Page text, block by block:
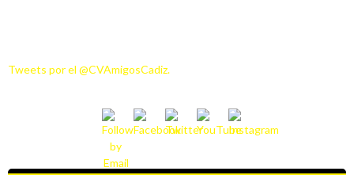
Tweets por el @CVAmigosCadiz.